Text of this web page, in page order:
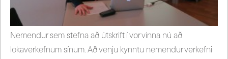
Nemendur sem stefna að útskrift í vor vinna nú að
lokaverkefnum sínum. Að venju kynntu nemendur verkefni